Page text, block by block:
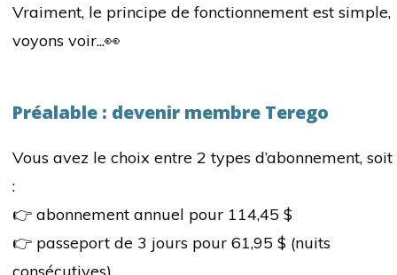
Vraiment, le principe de fonctionnement est simple,
voyons voir...👀
Préalable : devenir membre Terego
Vous avez le choix entre 2 types d’abonnement, soit
:
👉 abonnement annuel pour 114,45 $
👉 passeport de 3 jours pour 61,95 $ (nuits
consécutives)